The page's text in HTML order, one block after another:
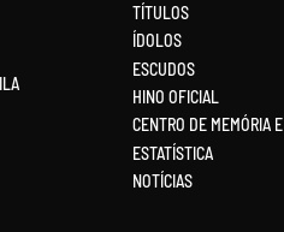
TÍTULOS
ÍDOLOS
ESCUDOS
HINO OFICIAL
CENTRO DE MEMÓRIA E
ESTATÍSTICA
NOTÍCIAS